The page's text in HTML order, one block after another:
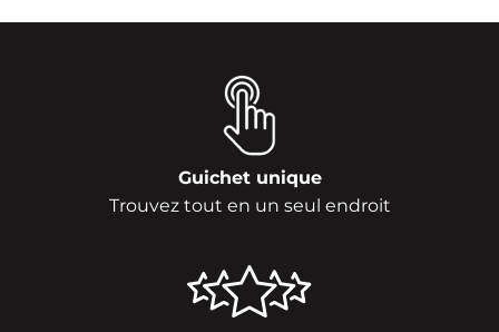
Guichet unique
Trouvez tout en un seul endroit